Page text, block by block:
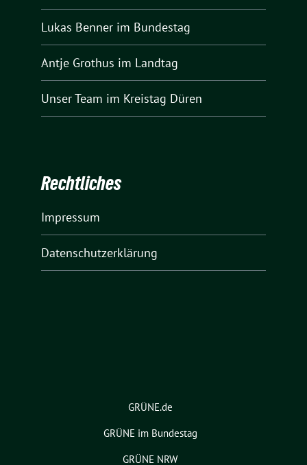
Lukas Benner im Bundestag
Antje Grothus im Landtag
Unser Team im Kreistag Düren
Rechtliches
Impressum
Datenschutzerklärung
GRÜNE.de
GRÜNE im Bundestag
GRÜNE NRW